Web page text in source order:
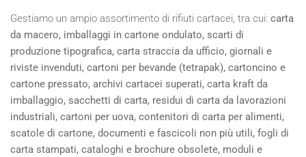
Gestiamo un ampio assortimento di rifiuti cartacei, tra cui: carta
da macero, imballaggi in cartone ondulato, scarti di
produzione tipografica, carta straccia da ufficio, giornali e
riviste invenduti, cartoni per bevande (tetrapak), cartoncino e
cartone pressato, archivi cartacei superati, carta kraft da
imballaggio, sacchetti di carta, residui di carta da lavorazioni
industriali, cartoni per uova, contenitori di carta per alimenti,
scatole di cartone, documenti e fascicoli non più utili, fogli di
carta stampati, cataloghi e brochure obsolete, moduli e